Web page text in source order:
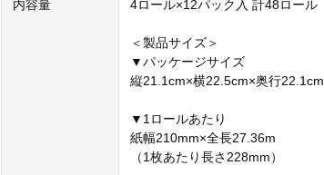
内容量 4ロール×12パック入 計48ロール
＜製品サイズ＞
▼パッケージサイズ
縦21.1cm×横22.5cm×奥行22.1cm
▼1ロールあたり
紙幅210mm×全長27.36m
（1枚あたり長さ228mm）